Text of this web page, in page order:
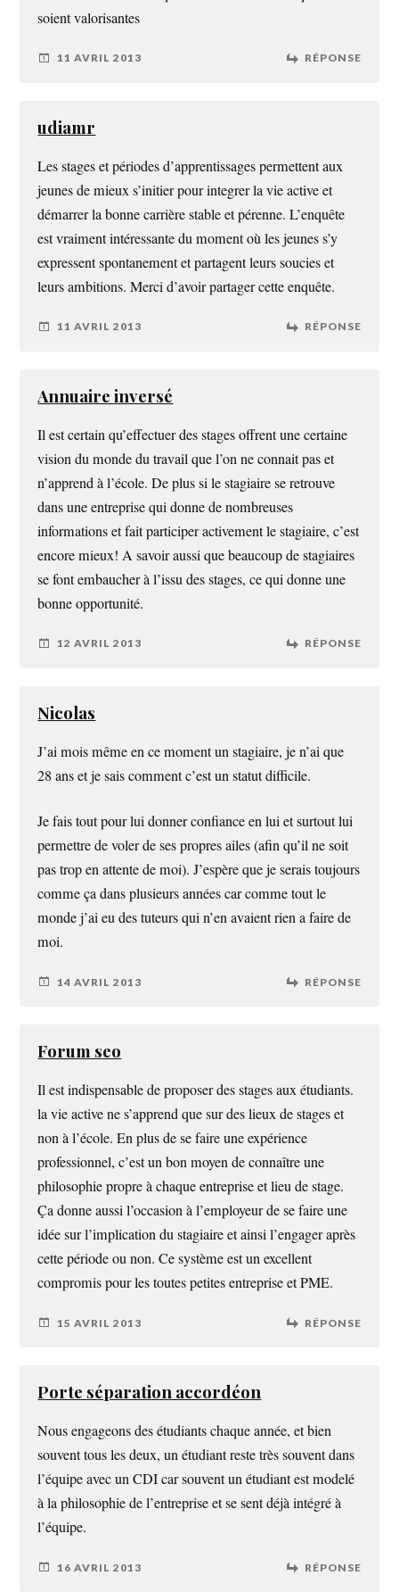
soient valorisantes
11 AVRIL 2013 RÉPONSE
udiamr
Les stages et périodes d’apprentissages permettent aux
jeunes de mieux s’initier pour integrer la vie active et
démarrer la bonne carrière stable et pérenne. L’enquête
est vraiment intéressante du moment où les jeunes s’y
expressent spontanement et partagent leurs soucies et
leurs ambitions. Merci d’avoir partager cette enquête.
11 AVRIL 2013 RÉPONSE
Annuaire inversé
Il est certain qu’effectuer des stages offrent une certaine
vision du monde du travail que l’on ne connait pas et
n’apprend à l’école. De plus si le stagiaire se retrouve
dans une entreprise qui donne de nombreuses
informations et fait participer activement le stagiaire, c’est
encore mieux! A savoir aussi que beaucoup de stagiaires
se font embaucher à l’issu des stages, ce qui donne une
bonne opportunité.
12 AVRIL 2013 RÉPONSE
Nicolas
J’ai mois même en ce moment un stagiaire, je n’ai que
28 ans et je sais comment c’est un statut difficile.
Je fais tout pour lui donner confiance en lui et surtout lui
permettre de voler de ses propres ailes (afin qu’il ne soit
pas trop en attente de moi). J’espère que je serais toujours
comme ça dans plusieurs années car comme tout le
monde j’ai eu des tuteurs qui n’en avaient rien a faire de
moi.
14 AVRIL 2013 RÉPONSE
Forum seo
Il est indispensable de proposer des stages aux étudiants.
la vie active ne s’apprend que sur des lieux de stages et
non à l’école. En plus de se faire une expérience
professionnel, c’est un bon moyen de connaître une
philosophie propre à chaque entreprise et lieu de stage.
Ça donne aussi l’occasion à l’employeur de se faire une
idée sur l’implication du stagiaire et ainsi l’engager après
cette période ou non. Ce système est un excellent
compromis pour les toutes petites entreprise et PME.
15 AVRIL 2013 RÉPONSE
Porte séparation accordéon
Nous engageons des étudiants chaque année, et bien
souvent tous les deux, un étudiant reste très souvent dans
l’équipe avec un CDI car souvent un étudiant est modelé
à la philosophie de l’entreprise et se sent déjà intégré à
l’équipe.
16 AVRIL 2013 RÉPONSE